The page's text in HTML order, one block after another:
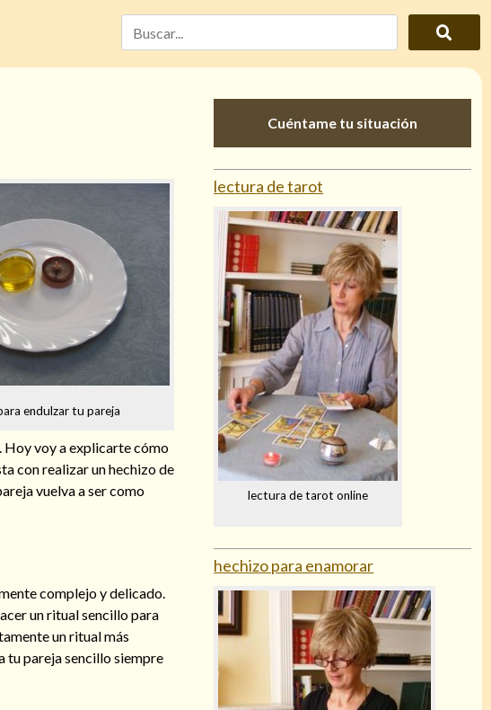
endulzar tu pareja
Hoy voy a explicarte cómo
con realizar un hechizo de
vuelva a ser como
complejo y delicado.
un ritual sencillo para
un ritual más
tu pareja sencillo siempre
Cuéntame tu situación
lectura de tarot
lectura de tarot online
hechizo para enamorar